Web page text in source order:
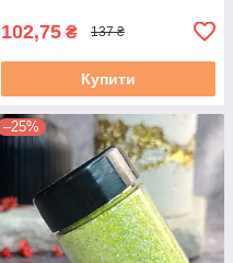
102,75 ₴ 137 ₴
Купити
–25%